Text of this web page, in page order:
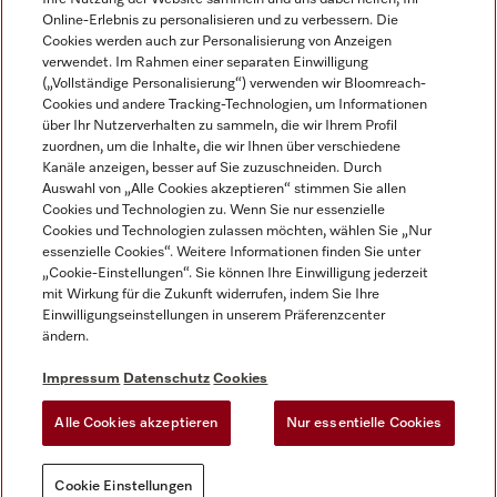
Impressum
AGB
Datenschutz
Nutzungsbedigungen
EU-Gesetzen über digitale Dienste
Miele auf Instagram
Miele auf Facebook
Miele auf Youtube
Online-Erlebnis zu personalisieren und zu verbessern. Die
Cookies werden auch zur Personalisierung von Anzeigen
verwendet. Im Rahmen einer separaten Einwilligung
(„Vollständige Personalisierung“) verwenden wir Bloomreach-
Cookies und andere Tracking-Technologien, um Informationen
über Ihr Nutzerverhalten zu sammeln, die wir Ihrem Profil
zuordnen, um die Inhalte, die wir Ihnen über verschiedene
Kanäle anzeigen, besser auf Sie zuzuschneiden. Durch
Auswahl von „Alle Cookies akzeptieren“ stimmen Sie allen
Cookies und Technologien zu. Wenn Sie nur essenzielle
Cookies und Technologien zulassen möchten, wählen Sie „Nur
essenzielle Cookies“. Weitere Informationen finden Sie unter
„Cookie-Einstellungen“. Sie können Ihre Einwilligung jederzeit
mit Wirkung für die Zukunft widerrufen, indem Sie Ihre
Einwilligungseinstellungen in unserem Präferenzcenter
ändern.
Impressum Datenschutz Cookies
Alle Cookies akzeptieren Nur essentielle Cookies
Cookie Einstellungen